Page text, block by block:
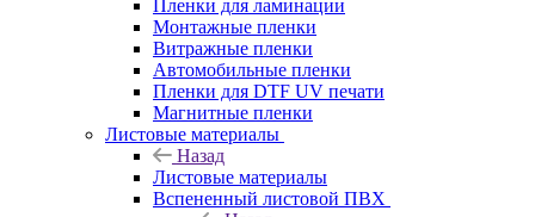
Пленки для ламинации
Монтажные пленки
Витражные пленки
Автомобильные пленки
Пленки для DTF UV печати
Магнитные пленки
Листовые материалы
Назад
Листовые материалы
Вспененный листовой ПВХ